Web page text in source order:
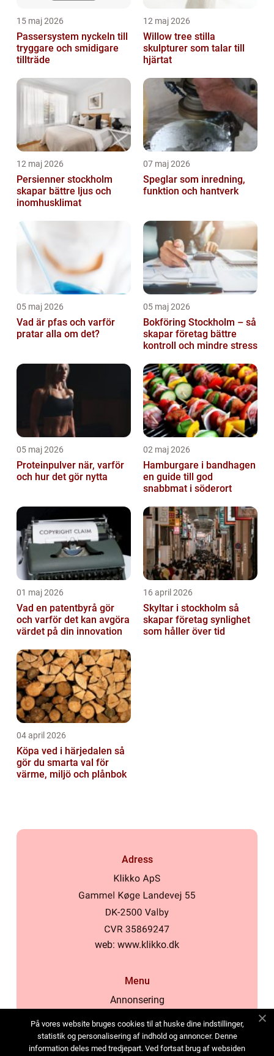
15 maj 2026
Passersystem nyckeln till
tryggare och smidigare
tillträde
12 maj 2026
Willow tree stilla
skulpturer som talar till
hjärtat
12 maj 2026
Persienner stockholm
skapar bättre ljus och
inomhusklimat
07 maj 2026
Speglar som inredning,
funktion och hantverk
05 maj 2026
Vad är pfas och varför
pratar alla om det?
05 maj 2026
Bokföring Stockholm – så
skapar företag bättre
kontroll och mindre stress
05 maj 2026
Proteinpulver när, varför
och hur det gör nytta
02 maj 2026
Hamburgare i bandhagen
en guide till god
snabbmat i söderort
01 maj 2026
Vad en patentbyrå gör
och varför det kan avgöra
värdet på din innovation
16 april 2026
Skyltar i stockholm så
skapar företag synlighet
som håller över tid
04 april 2026
Köpa ved i härjedalen så
gör du smarta val för
värme, miljö och plånbok
Adress
web: www.klikko.dk
Menu
Annonsering
Cookies
Kontakta oss
På vores website bruges cookies til at huske dine indstillinger,
statistik og personalisering af indhold og annoncer. Denne
information deles med tredjepart. Ved fortsat brug af websiden